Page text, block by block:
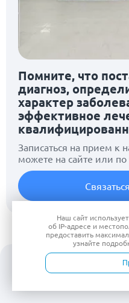
Помните, что
диагноз,
характер
эффективное
Записаться на прием к
можете на сайте или
Предыдущие статьи
Брюшной тиф
Наш сайт использует
об IP-адресе и
предоставить
узнайте